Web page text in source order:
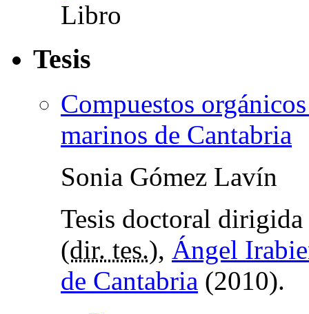
Tesis
Compuestos
marinos de Cantabria
Sonia Gómez Lavín
Tesis doctoral
(dir. tes.), Ángel
de Cantabria (2010).